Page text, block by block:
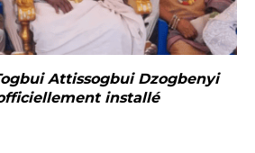
Attissogbui Dzogbenyi
installé